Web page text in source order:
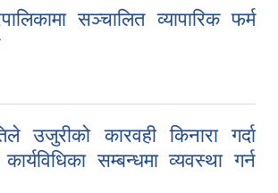
सञ्चालित व्यापारिक फर्म
उजुरीको कारवही किनारा गर्दा
सम्बन्धमा व्यवस्था गर्न